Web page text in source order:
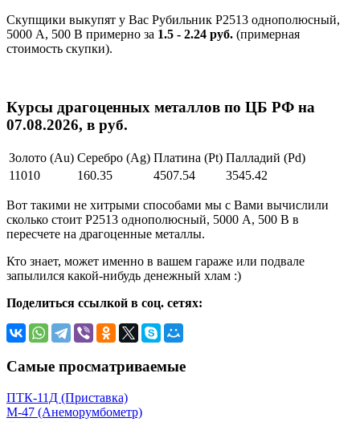
Скупщики выкупят у Вас Рубильник Р2513 однополюсный,
5000 А, 500 В примерно за 1.5 - 2.24 руб. (примерная
стоимость скупки).
Курсы драгоценных металлов по ЦБ РФ на
07.08.2026, в руб.
Золото (Au) Серебро (Ag) Платина (Pt) Палладий (Pd)
11010
160.35 4507.54 3545.42
Вот такими не хитрыми способами мы с Вами вычислили
сколько стоит Р2513 однополюсный, 5000 А, 500 В в
пересчете на драгоценные металлы.
Кто знает, может именно в вашем гараже или подвале
запылился какой-нибудь денежный хлам :)
Поделиться ссылкой в соц. сетях:
Самые просматриваемые
ПТК-11Д (Приставка)
М-47 (Анеморумбометр)